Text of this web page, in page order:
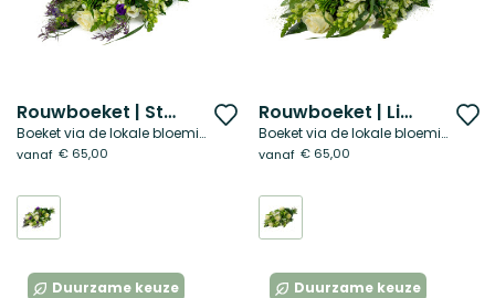
Rouwboeket | Stil gebaar
Boeket via de lokale bloemist
vanaf € 65,00
Voeg
toe
aan
verlanglijst
Rouwboeket | Licht & rust
Boeket via de lokale bloemist
vanaf € 65,00
Duurzame keuze Duurzame keuze